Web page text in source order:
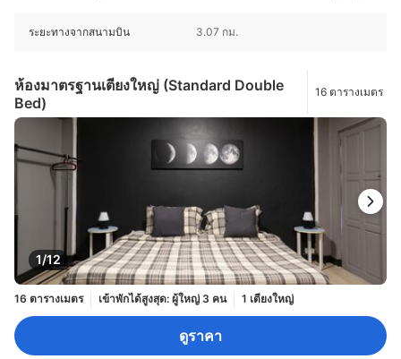
ระยะทางจากสนามบิน 3.07 กม.
ห้องมาตรฐานเตียงใหญ่ (Standard Double
Bed)
16 ตารางเมตร
1/12
16 ตารางเมตร เข้าพักได้สูงสุด: ผู้ใหญ่ 3 คน 1 เตียงใหญ่
ดูราคา